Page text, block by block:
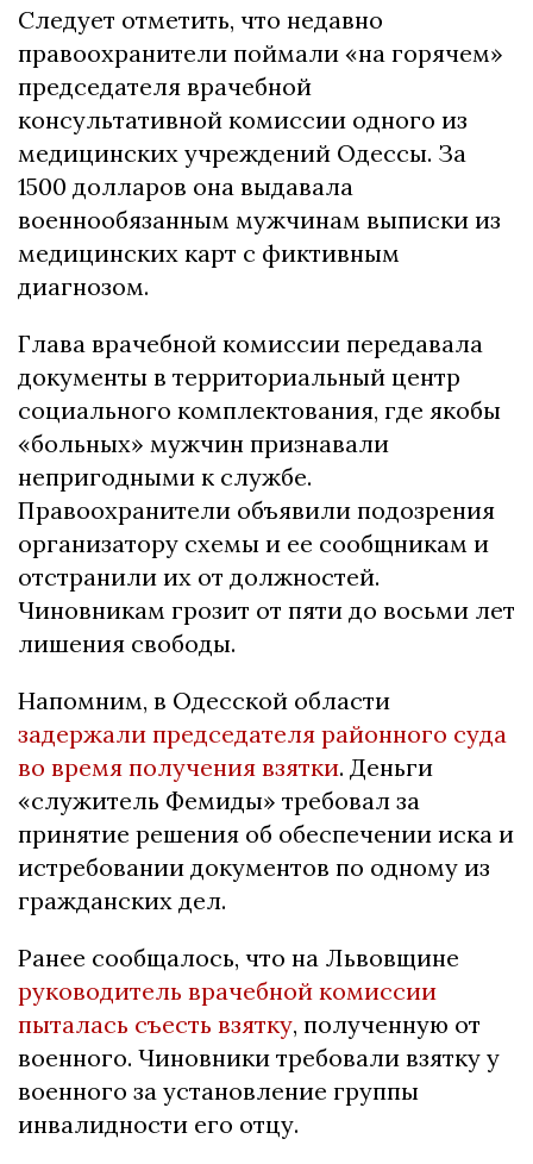
Следует отметить, что недавно
правоохранители поймали «на горячем»
председателя врачебной
консультативной комиссии одного из
медицинских учреждений Одессы. За
1500 долларов она выдавала
военнообязанным мужчинам выписки из
медицинских карт с фиктивным
диагнозом.
Глава врачебной комиссии передавала
документы в территориальный центр
социального комплектования, где якобы
«больных» мужчин признавали
непригодными к службе.
Правоохранители объявили подозрения
организатору схемы и ее сообщникам и
отстранили их от должностей.
Чиновникам грозит от пяти до восьми лет
лишения свободы.
Напомним, в Одесской области
задержали председателя районного суда
во время получения взятки. Деньги
«служитель Фемиды» требовал за
принятие решения об обеспечении иска и
истребовании документов по одному из
гражданских дел.
Ранее сообщалось, что на Львовщине
руководитель врачебной комиссии
пыталась съесть взятку, полученную от
военного. Чиновники требовали взятку у
военного за установление группы
инвалидности его отцу.